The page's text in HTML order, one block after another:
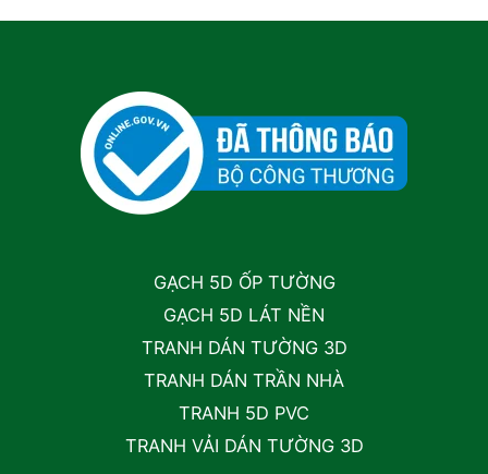
GẠCH 5D ỐP TƯỜNG
GẠCH 5D LÁT NỀN
TRANH DÁN TƯỜNG 3D
TRANH DÁN TRẦN NHÀ
TRANH 5D PVC
TRANH VẢI DÁN TƯỜNG 3D